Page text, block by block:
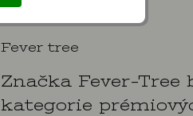
Fever tree
Značka Fever-
kategorie